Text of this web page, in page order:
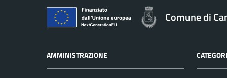
Comune di
AMMINISTRAZIONE